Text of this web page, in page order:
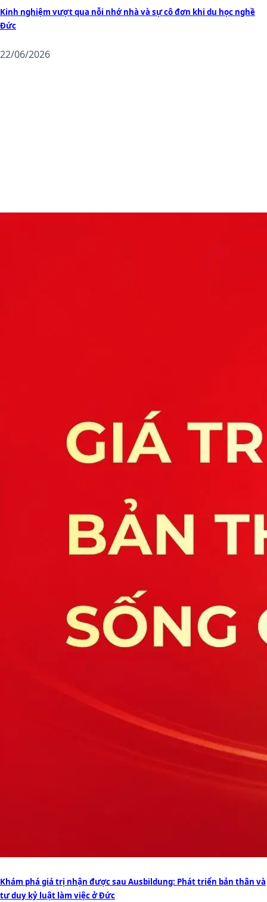
Kinh nghiệm vượt qua nỗi nhớ nhà và sự cô đơn khi du học nghề
Đức
22/06/2026
Khám phá giá trị nhận được sau Ausbildung: Phát triển bản thân và
tư duy kỷ luật làm việc ở Đức